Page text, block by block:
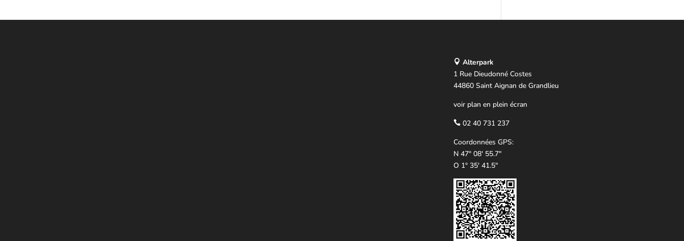
Alterpark
1 Rue Dieudonné Costes
44860 Saint Aignan de Grandlieu
voir plan en plein écran
02 40 731 237
Coordonnées GPS:
N 47° 08' 55.7"
O 1° 35' 41.5"